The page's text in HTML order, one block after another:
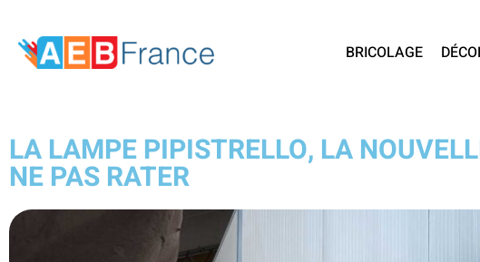
BRICOLAGE
LA LAMPE PIPISTRELLO, LA
NE PAS RATER